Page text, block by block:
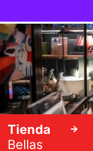
Tienda
Bellas